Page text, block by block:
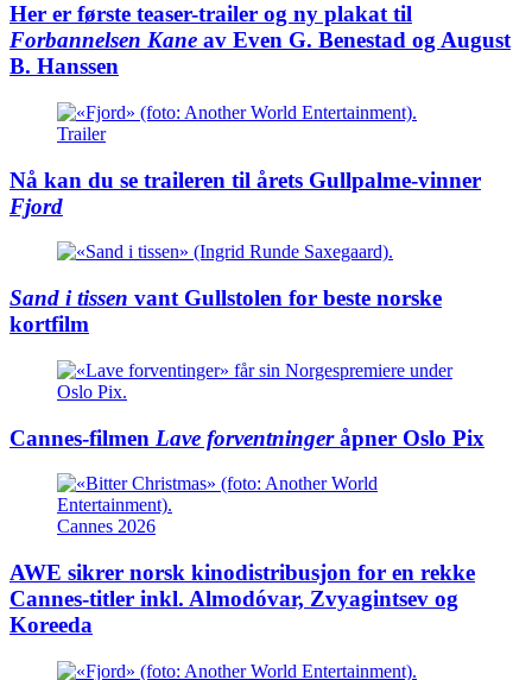
Her er første teaser-trailer og ny plakat til
Forbannelsen Kane av Even G. Benestad og August
B. Hanssen
Trailer
Nå kan du se traileren til årets Gullpalme-vinner
Fjord
Sand i tissen vant Gullstolen for beste norske
kortfilm
Cannes-filmen Lave forventningeråpner Oslo Pix
Cannes 2026
AWE sikrer norsk kinodistribusjon for en rekke
Cannes-titler inkl. Almodóvar, Zvyagintsev og
Koreeda